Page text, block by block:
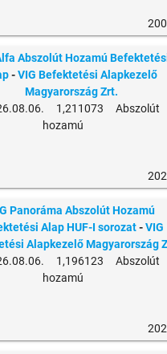
Abszolút Hozamú
-VIG Befektetési Alapkezelő
Magyarország Zrt.
1,211073 Abszolút
hozamú
Panoráma Abszolút Hozamú
Alap HUF-I sorozat-VIG
Alapkezelő Magyarország
1,196123 Abszolút
hozamú